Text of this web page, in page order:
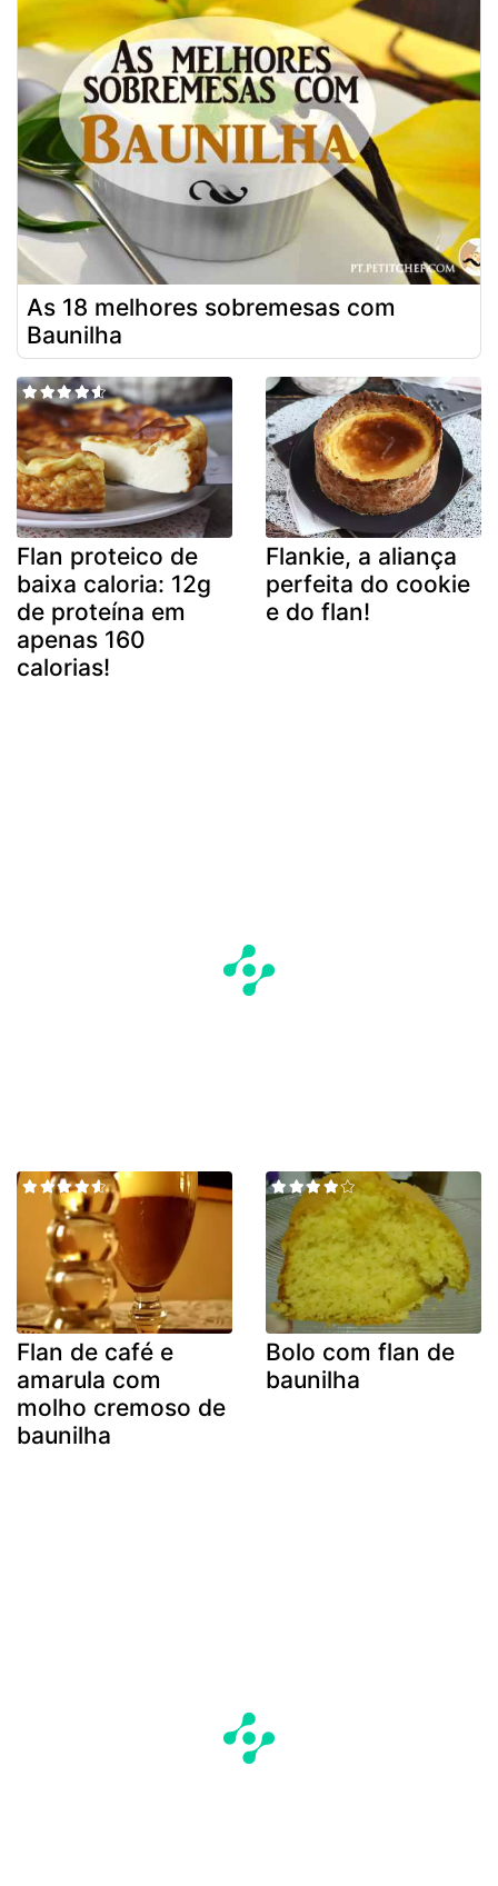
As 18 melhores sobremesas com
Baunilha
Flan proteico de
baixa caloria: 12g
de proteína em
apenas 160
calorias!
Flankie, a aliança
perfeita do cookie
e do flan!
Flan de café e
amarula com
molho cremoso de
baunilha
Bolo com flan de
baunilha